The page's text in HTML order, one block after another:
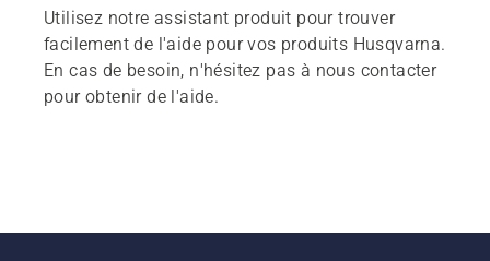
Utilisez notre assistant produit pour trouver
facilement de l'aide pour vos produits Husqvarna.
En cas de besoin, n'hésitez pas à nous contacter
pour obtenir de l'aide.